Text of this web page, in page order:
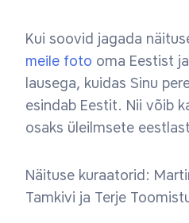
Kui soovid jagada
meile foto oma Eestist
lausega, kuidas Sinu
esindab Eestit. Nii võib
osaks üleilmsete
Näituse kuraatorid:
Tamkivi ja Terje